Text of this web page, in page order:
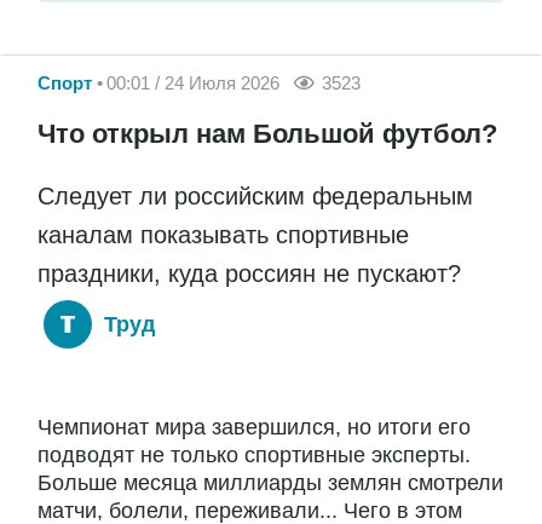
Спорт 00:01 / 24 Июля 2026 3523
Что открыл нам Большой футбол?
Следует ли российским федеральным
каналам показывать спортивные
праздники, куда россиян не пускают?
Труд
Чемпионат мира завершился, но итоги его
подводят не только спортивные эксперты.
Больше месяца миллиарды землян смотрели
матчи, болели, переживали... Чего в этом